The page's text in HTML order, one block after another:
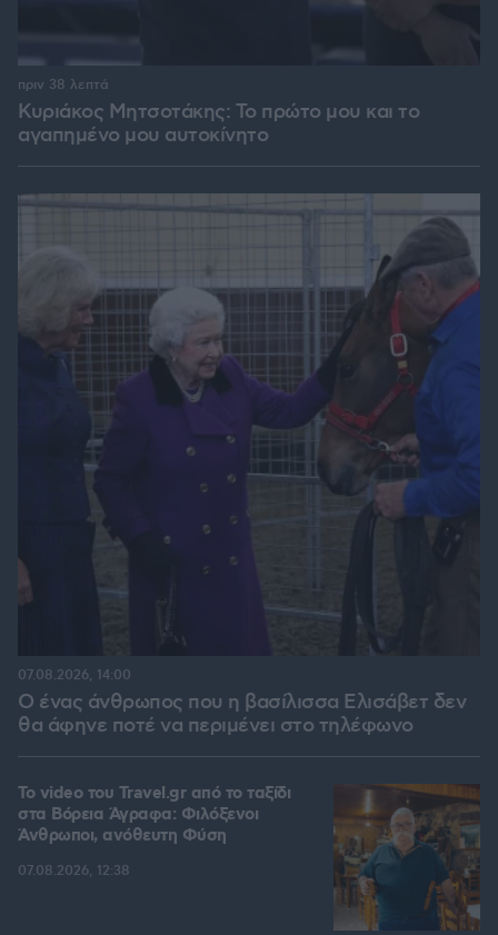
Κυριάκος Μητσοτάκης: Το πρώτο μου και το
αγαπημένο μου αυτοκίνητο
πριν 38 λεπτά
Ο ένας άνθρωπος που η βασίλισσα Ελισάβετ δεν
θα άφηνε ποτέ να περιμένει στο τηλέφωνο
07.08.2026, 14:00
To video του Travel.gr από το ταξίδι
στα Βόρεια Άγραφα: Φιλόξενοι
Άνθρωποι, ανόθευτη Φύση
07.08.2026, 12:38